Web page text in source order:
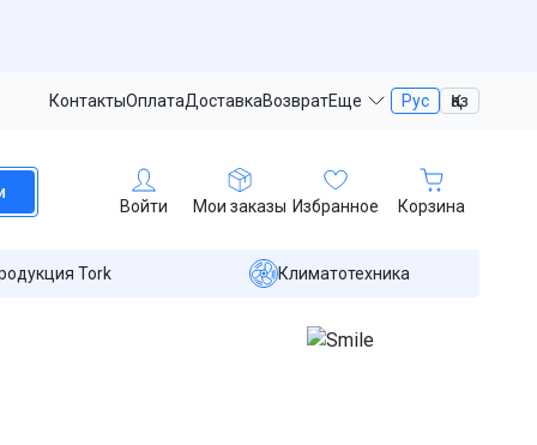
КонтактыОплатаДоставкаВозвратЕще Рус Қаз
Войти Мои заказы Избранное Корзина
Tork Климатотехника